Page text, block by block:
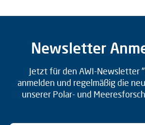
Newsletter
Jetzt für den AWI-Newsletter
anmelden und regelmäßig die
unserer Polar- und